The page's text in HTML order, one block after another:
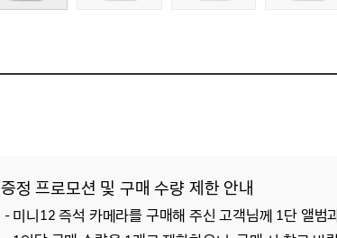
증정 프로모션 및 구매 수량 제한 안내
- 미니12 즉석 카메라를 구매해 주신 고객님께 1단 앨범